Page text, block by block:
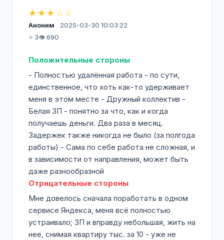
★★★☆☆
Аноним
2025-03-30 10:03:22
⭐ 3👁️ 690
Положительные стороны
- Полностью удалённая работа - по сути,
единственное, что хоть как-то удерживает
меня в этом месте - Дружный коллектив -
Белая ЗП - понятно за что, как и когда
получаешь деньги. Два раза в месяц.
Задержек также никогда не было (за полгода
работы) - Сама по себе работа не сложная, и
в зависимости от направления, может быть
даже разнообразной
Отрицательные стороны
Мне довелось сначала поработать в одном
сервисе Яндекса, меня всё полностью
устраивало; ЗП и вправду небольшая, жить на
нее, снимая квартиру тыс. за 10 - уже не